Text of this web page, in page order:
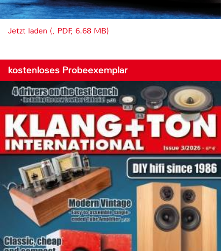
Jetzt laden (, PDF, 6.68 MB)
kostenloses Probeexemplar